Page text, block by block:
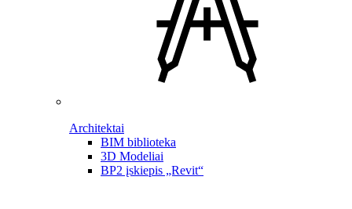
Architektai
BIM biblioteka
3D Modeliai
BP2 įskiepis „Revit“